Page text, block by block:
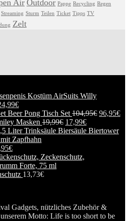
AirOutdoor Pappe Recycling Regen
Streaming Sturm Teilen Ticket Tipps TV
Zelt
AirSuits Willy
€
Beer Pong Tisch Set 104,95€ 96,95€
Masken 19,99€ 17,99€
€
13,73€
Gadgets, nützliches Zubehör &
Motto: Life is too short to be